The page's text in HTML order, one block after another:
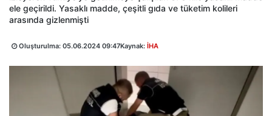
ele geçirildi. Yasaklı madde, çeşitli gıda ve tüketim kolileri
arasında gizlenmişti
Oluşturulma: 05.06.2024 09:47Kaynak: İHA